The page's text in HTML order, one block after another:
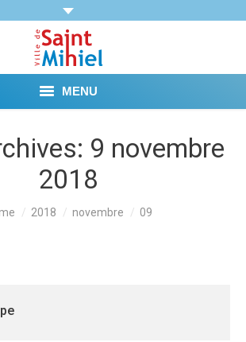
MENU
et Aides
9 novembre
2018
2018 novembre 09